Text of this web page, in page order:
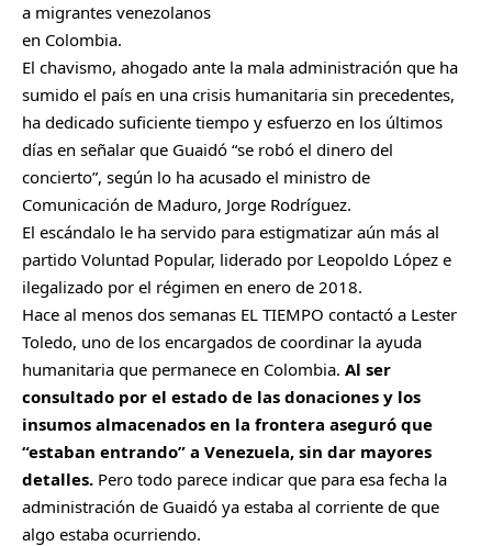
a migrantes venezolanos
en Colombia.
El chavismo, ahogado ante la mala administración que ha
sumido el país en una crisis humanitaria sin precedentes,
ha dedicado suficiente tiempo y esfuerzo en los últimos
días en señalar que Guaidó “se robó el dinero del
concierto”, según lo ha acusado el ministro de
Comunicación de Maduro, Jorge Rodríguez.
El escándalo le ha servido para estigmatizar aún más al
partido Voluntad Popular, liderado por Leopoldo López e
ilegalizado por el régimen en enero de 2018.
Hace al menos dos semanas EL TIEMPO contactó a Lester
Toledo, uno de los encargados de coordinar la ayuda
humanitaria que permanece en Colombia. Al ser
consultado por el estado de las donaciones y los
insumos almacenados en la frontera aseguró que
“estaban entrando” a Venezuela, sin dar mayores
detalles. Pero todo parece indicar que para esa fecha la
administración de Guaidó ya estaba al corriente de que
algo estaba ocurriendo.